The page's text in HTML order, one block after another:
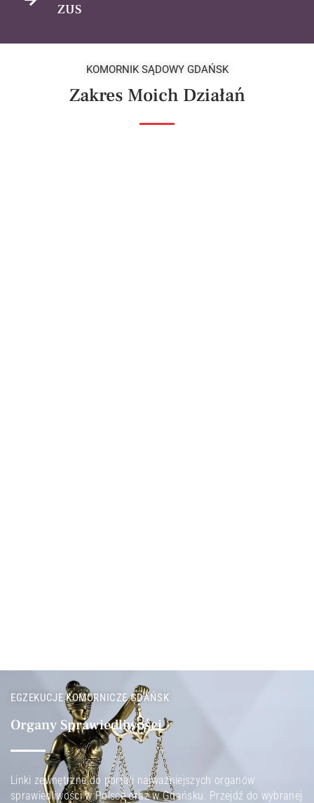
ZUS
KOMORNIK SĄDOWY GDAŃSK
Zakres Moich Działań
EGZEKUCJE KOMORNICZE GDAŃSK
Organy Sprawiedliwości
Linki zewnętrzne do portali najważniejszych organów
sprawiedliwości w Polsce oraz w Gdańsku. Przejdź do wybranej